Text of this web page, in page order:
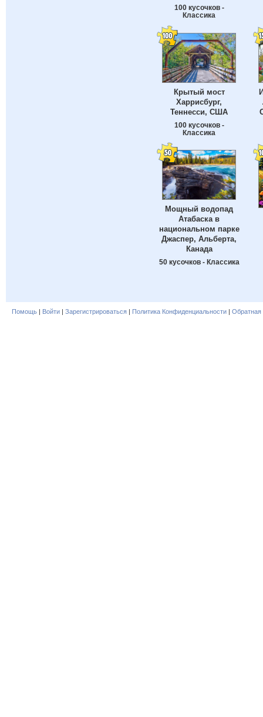
100 кусочков -
Классика
Крытый мост
Харрисбург,
Теннесси, США
100 кусочков -
Классика
Мощный водопад
Атабаска в
национальном парке
Джаспер, Альберта,
Канада
50 кусочков - Классика
Помощь | Войти | Зарегистрироваться | Политика Конфиденциальности | Обратная